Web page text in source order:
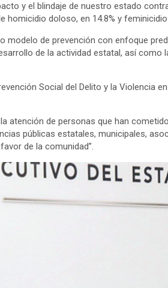
y el blindaje de nuestro estado
doloso, en 14.8% y feminicidio
modelo de prevención con enfoque
de la actividad estatal, así como
Social del Delito y la Violencia
atención de personas que han
públicas estatales, municipales,
de la comunidad”.